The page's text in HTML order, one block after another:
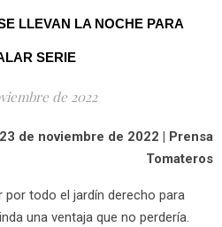
LLEVAN LA NOCHE PARA
SERIE
de 2022
Tomateros
por todo el jardín derecho para
una ventaja que no perdería.